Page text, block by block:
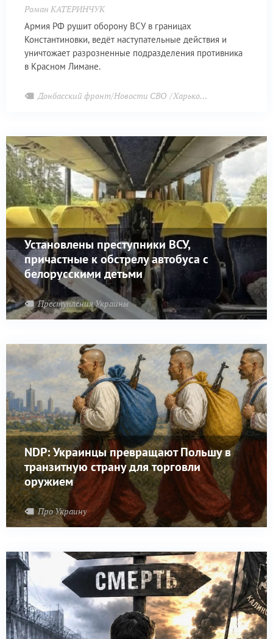
Роман КАТЕРИНЧУК
Армия РФ рушит оборону ВСУ в границах
Константиновки, ведёт наступательные действия и
уничтожает разрозненные подразделения противника
в Красном Лимане.
Донбасский фронт/Новости СВО Харьковский фронт
Установлены преступники ВСУ,
причастные к обстрелу автобуса с
белорусскими детьми
Преступления Украины
NDP: Украинцы превращают Польшу в
транзитную страну для торговли
оружием
Про Украину